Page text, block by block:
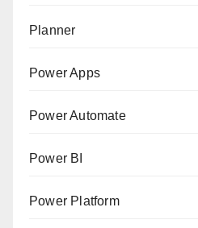
Planner
Power Apps
Power Automate
Power BI
Power Platform